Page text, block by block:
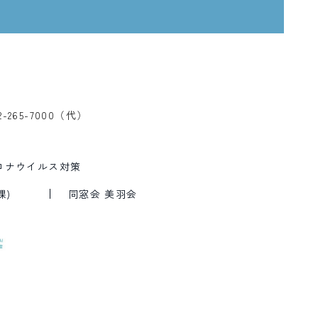
265-7000（代）
ナウイルス対策
)
同窓会 美羽会